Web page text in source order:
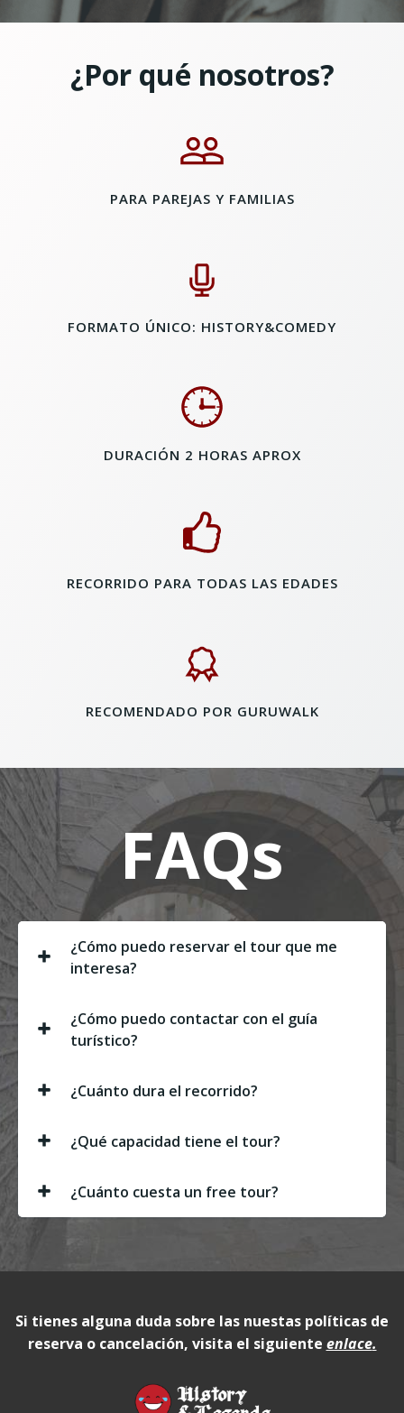
¿Por qué nosotros?
PARA PAREJAS Y FAMILIAS
FORMATO ÚNICO: HISTORY&COMEDY
DURACIÓN 2 HORAS APROX
RECORRIDO PARA TODAS LAS EDADES
RECOMENDADO POR GURUWALK
FAQs
¿Cómo puedo reservar el tour que me
interesa?
¿Cómo puedo contactar con el guía
turístico?
¿Cuánto dura el recorrido?
¿Qué capacidad tiene el tour?
¿Cuánto cuesta un free tour?
Si tienes alguna duda sobre las nuestas políticas de
reserva o cancelación, visita el siguiente enlace.